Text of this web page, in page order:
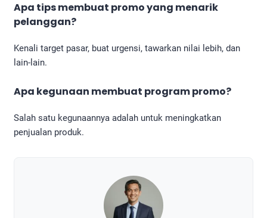
Apa tips membuat promo yang menarik
pelanggan?
Kenali target pasar, buat urgensi, tawarkan nilai lebih, dan
lain-lain.
Apa kegunaan membuat program promo?
Salah satu kegunaannya adalah untuk meningkatkan
penjualan produk.